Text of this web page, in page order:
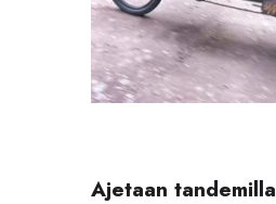
Ajetaan tandemilla